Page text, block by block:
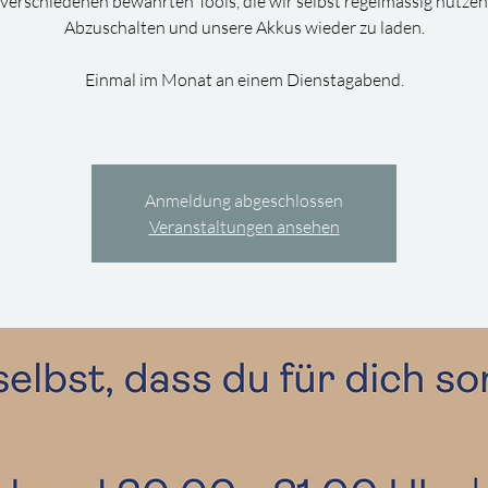
Abzuschalten und unsere Akkus wieder zu laden.
Einmal im Monat an einem Dienstagabend.
Anmeldung abgeschlossen
Veranstaltungen ansehen